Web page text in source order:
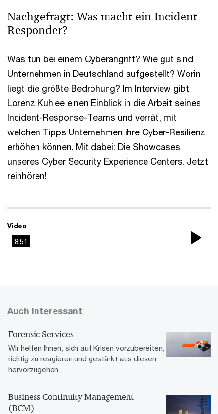
Nachgefragt: Was macht ein Incident
Responder?
Was tun bei einem Cyberangriff? Wie gut sind
Unternehmen in Deutschland aufgestellt? Worin
liegt die größte Bedrohung? Im Interview gibt
Lorenz Kuhlee einen Einblick in die Arbeit seines
Incident-Response-Teams und verrät, mit
welchen Tipps Unternehmen ihre Cyber-Resilienz
erhöhen können. Mit dabei: Die Showcases
unseres Cyber Security Experience Centers. Jetzt
reinhören!
Video
8:51
Auch interessant
Forensic Services
Wir helfen Ihnen, sich auf Krisen vorzubereiten,
richtig zu reagieren und gestärkt aus diesen
hervorzugehen.
Business Continuity Management
(BCM)